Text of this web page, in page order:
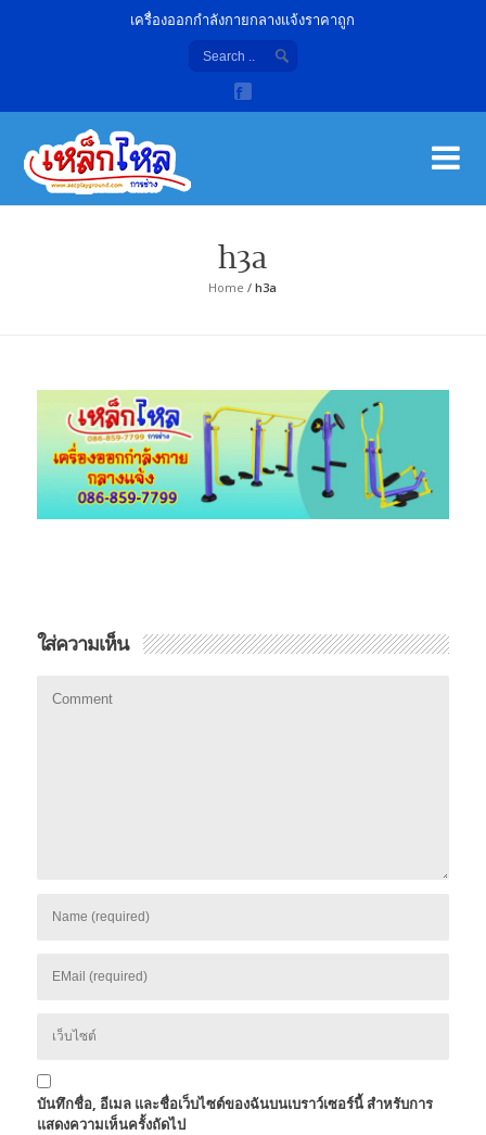
เครื่องออกกำลังกายกลางแจ้งราคาถูก
h3a
Home /h3a
ใส่ความเห็น
บันทึกชื่อ, อีเมล และชื่อเว็บไซต์ของฉันบนเบราว์เซอร์นี้ สำหรับการ
แสดงความเห็นครั้งถัดไป